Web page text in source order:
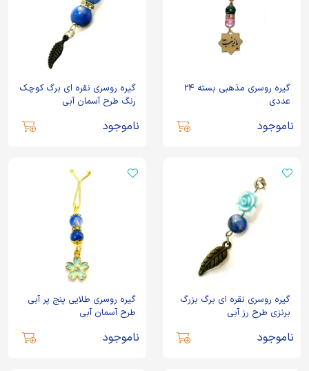
گیره روسری مذهبی بسته 24
عددی
ناموجود
گیره روسری نقره ای برگ کوچک
رنگ طرح آسمان آبی
ناموجود
گیره روسری نقره ای برگ بزرگ
برنزی طرح رز آبی
ناموجود
گیره روسری طلایی پنج پر آبی
طرح آسمان آبی
ناموجود